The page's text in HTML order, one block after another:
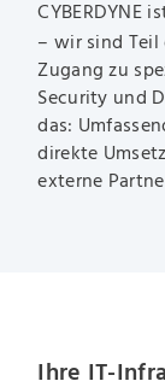
CYBERDYNE
– wir sind Teil
Zugang zu
Security und
das:
direkte
externe
Ihre IT-